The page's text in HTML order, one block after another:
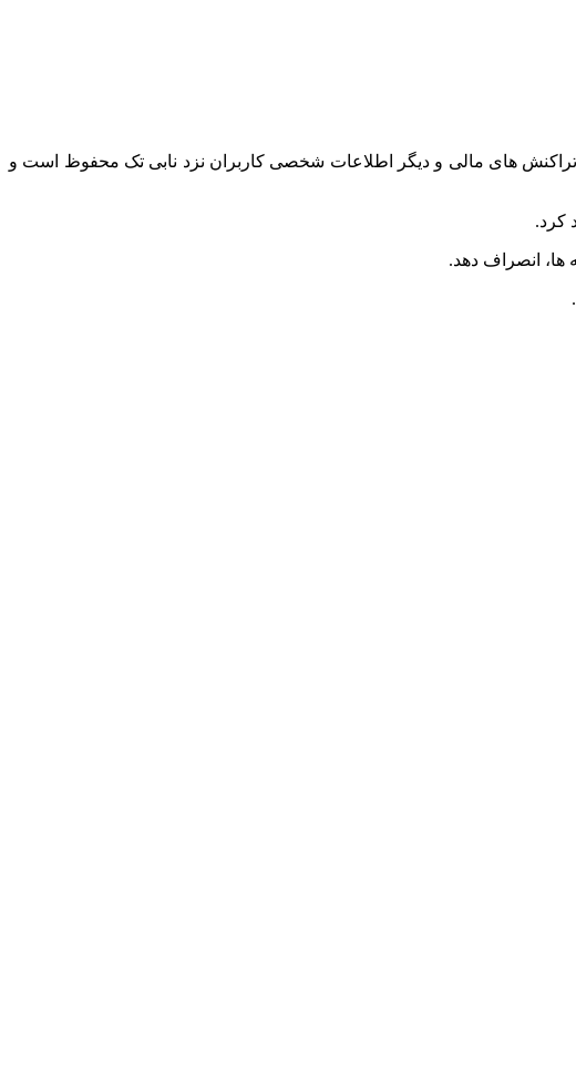
تراکنش های مالی و دیگر اطلاعات شخصی کاربران نزد نابی تک محفوظ است و
کرد.
ها، انصراف دهد.